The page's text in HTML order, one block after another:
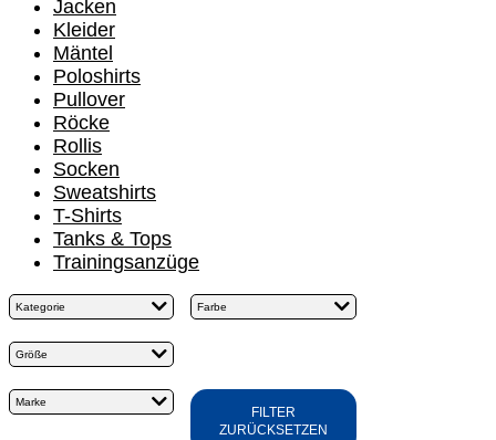
Jacken
Kleider
Mäntel
Poloshirts
Pullover
Röcke
Rollis
Socken
Sweatshirts
T-Shirts
Tanks & Tops
Trainingsanzüge
Kategorie Farbe
Größe
Marke
FILTER
ZURÜCKSETZEN